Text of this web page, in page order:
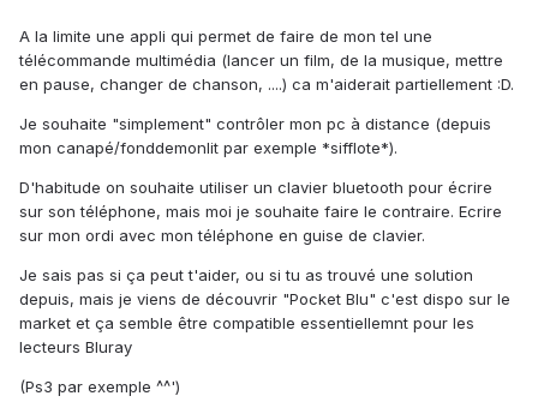
A la limite une appli qui permet de faire de mon tel une
télécommande multimédia (lancer un film, de la musique, mettre
en pause, changer de chanson, ....) ca m'aiderait partiellement :D.
Je souhaite "simplement" contrôler mon pc à distance (depuis
mon canapé/fonddemonlit par exemple *sifflote*).
D'habitude on souhaite utiliser un clavier bluetooth pour écrire
sur son téléphone, mais moi je souhaite faire le contraire. Ecrire
sur mon ordi avec mon téléphone en guise de clavier.
Je sais pas si ça peut t'aider, ou si tu as trouvé une solution
depuis, mais je viens de découvrir "Pocket Blu" c'est dispo sur le
market et ça semble être compatible essentiellemnt pour les
lecteurs Bluray
(Ps3 par exemple ^^')